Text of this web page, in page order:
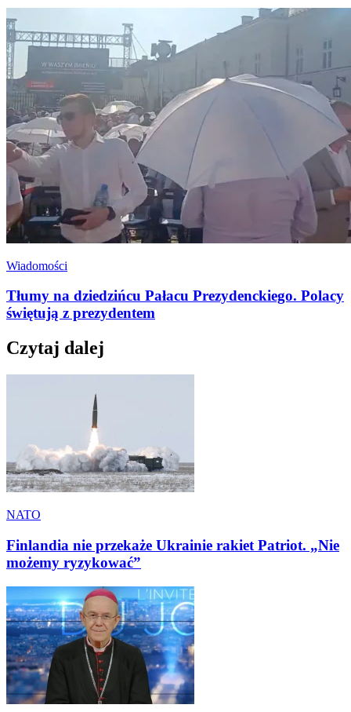
Wiadomości
Tłumy na dziedzińcu Pałacu Prezydenckiego. Polacy
świętują z prezydentem
Czytaj dalej
NATO
Finlandia nie przekaże Ukrainie rakiet Patriot. „Nie
możemy ryzykować”